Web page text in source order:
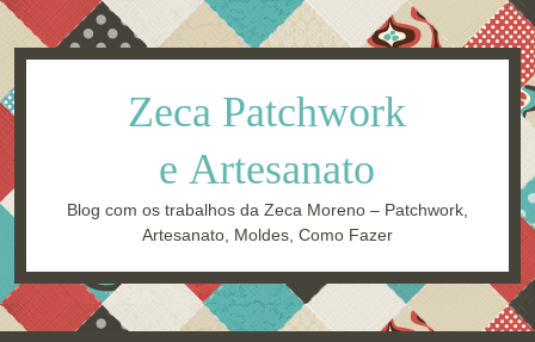
Zeca Patchwork
e Artesanato
Blog com os trabalhos da Zeca Moreno – Patchwork,
Artesanato, Moldes, Como Fazer